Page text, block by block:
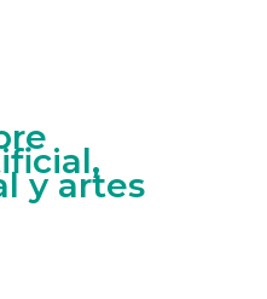
y artes